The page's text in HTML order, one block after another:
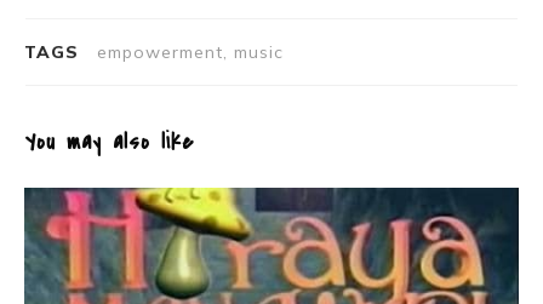
TAGS empowerment, music
You may also like